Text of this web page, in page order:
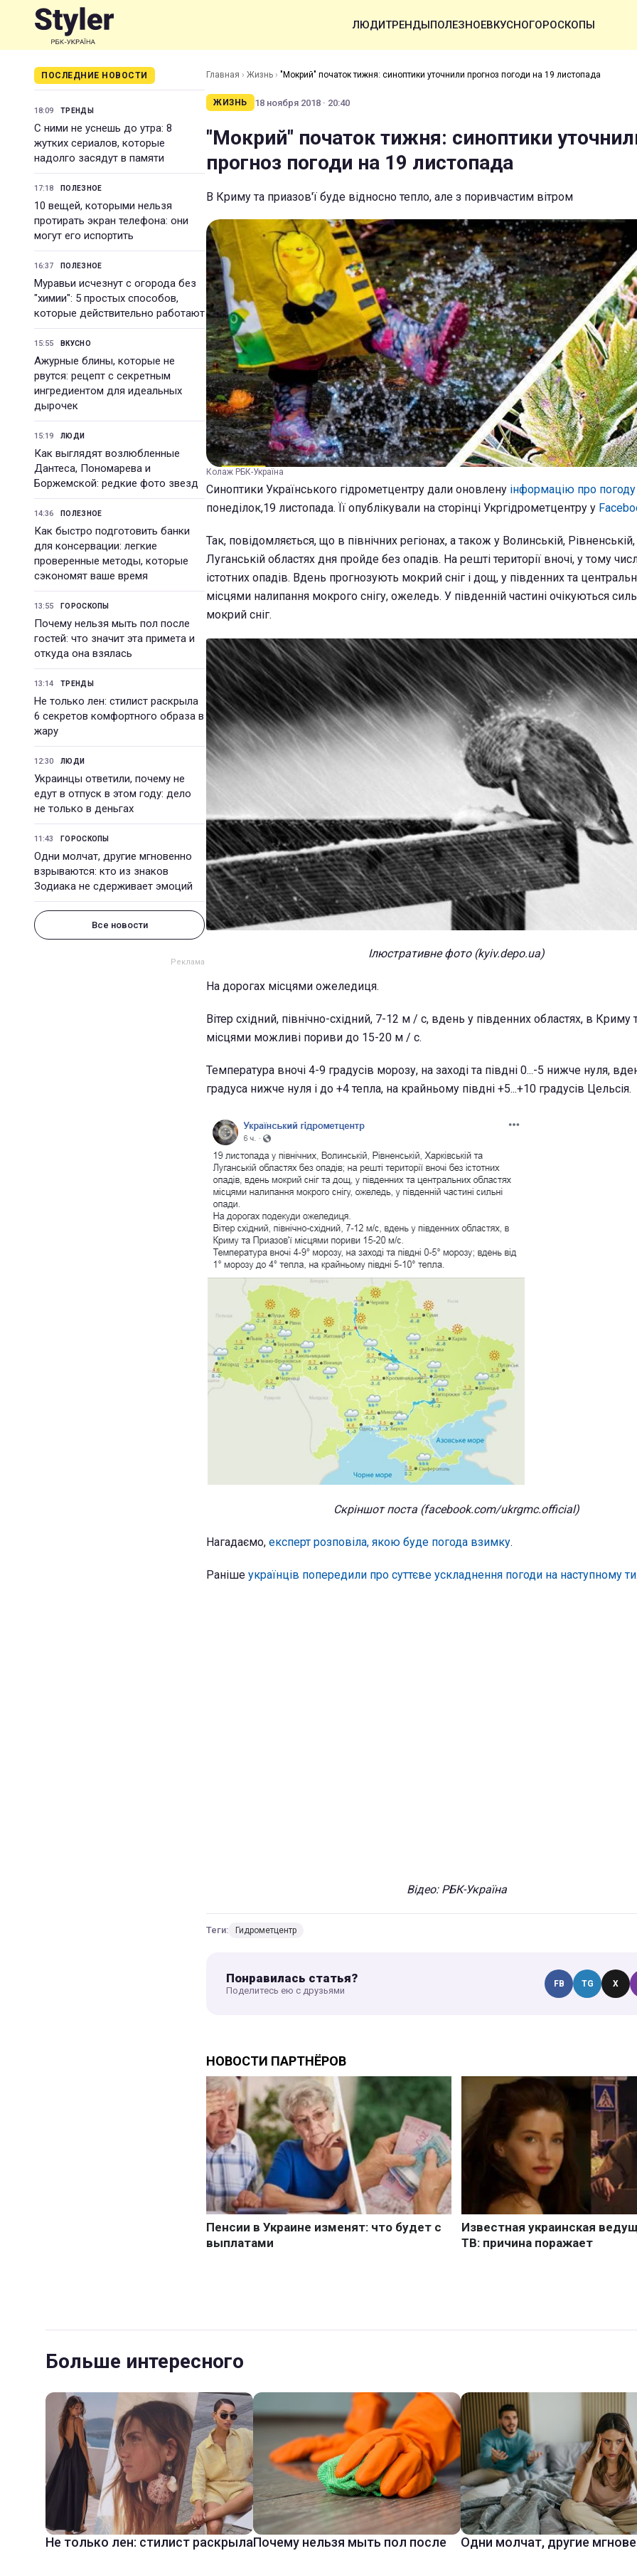
ЛЮДИТРЕНДЫПОЛЕЗНОЕВКУСНОГОРОСКОПЫ
ПОСЛЕДНИЕ НОВОСТИ
18:09 ТРЕНДЫ
С ними не уснешь до утра: 8
жутких сериалов, которые
надолго засядут в памяти
17:18 ПОЛЕЗНОЕ
10 вещей, которыми нельзя
протирать экран телефона: они
могут его испортить
16:37 ПОЛЕЗНОЕ
Муравьи исчезнут с огорода без
"химии": 5 простых способов,
которые действительно работают
15:55 ВКУСНО
Ажурные блины, которые не
рвутся: рецепт с секретным
ингредиентом для идеальных
дырочек
15:19 ЛЮДИ
Как выглядят возлюбленные
Дантеса, Пономарева и
Боржемской: редкие фото звезд
14:36 ПОЛЕЗНОЕ
Как быстро подготовить банки
для консервации: легкие
проверенные методы, которые
сэкономят ваше время
13:55 ГОРОСКОПЫ
Почему нельзя мыть пол после
гостей: что значит эта примета и
откуда она взялась
13:14 ТРЕНДЫ
Не только лен: стилист раскрыла
6 секретов комфортного образа в
жару
12:30 ЛЮДИ
Украинцы ответили, почему не
едут в отпуск в этом году: дело
не только в деньгах
11:43 ГОРОСКОПЫ
Одни молчат, другие мгновенно
взрываются: кто из знаков
Зодиака не сдерживает эмоций
Все новости
Главная › Жизнь › "Мокрий" початок тижня: синоптики уточнили прогноз погоди на 19 листопада
ЖИЗНЬ 18 ноября 2018 · 20:40
"Мокрий" початок тижня: синоптики
прогноз погоди на 19 листопада
В Криму та приазов'ї буде відносно тепло, але з поривчастим вітром
Колаж РБК-Україна
Синоптики Українського гідрометцентру дали оновлену інформацію про погоду
понеділок,19 листопада. Її опублікували на сторінці Укргідрометцентру у
Так, повідомляється, що в північних регіонах, а також у Волинській, Рівненській,
Луганській областях дня пройде без опадів. На решті території вночі, у тому
істотних опадів. Вдень прогнозують мокрий сніг і дощ, у південних та
місцями налипання мокрого снігу, ожеледь. У південній частині очікуються
мокрий сніг.
Ілюстративне фото (kyiv.depo.ua)
На дорогах місцями ожеледиця.
Вітер східний, північно-східний, 7-12 м / с, вдень у південних областях, в Криму
місцями можливі пориви до 15-20 м / с.
Температура вночі 4-9 градусів морозу, на заході та півдні 0...-5 нижче нуля,
градуса нижче нуля і до +4 тепла, на крайньому півдні +5...+10 градусів Цельсія.
Скріншот поста (facebook.com/ukrgmc.official)
Нагадаємо, експерт розповіла, якою буде погода взимку.
Раніше українців попередили про суттєве ускладнення погоди на наступному
Відео: РБК-Україна
Теги: Гидрометцентр
Понравилась статья?
Поделитесь ею с друзьями
FB TG X
Больше интересного
Не только лен: стилист раскрылаПочему нельзя мыть пол после
Одни молчат, другие